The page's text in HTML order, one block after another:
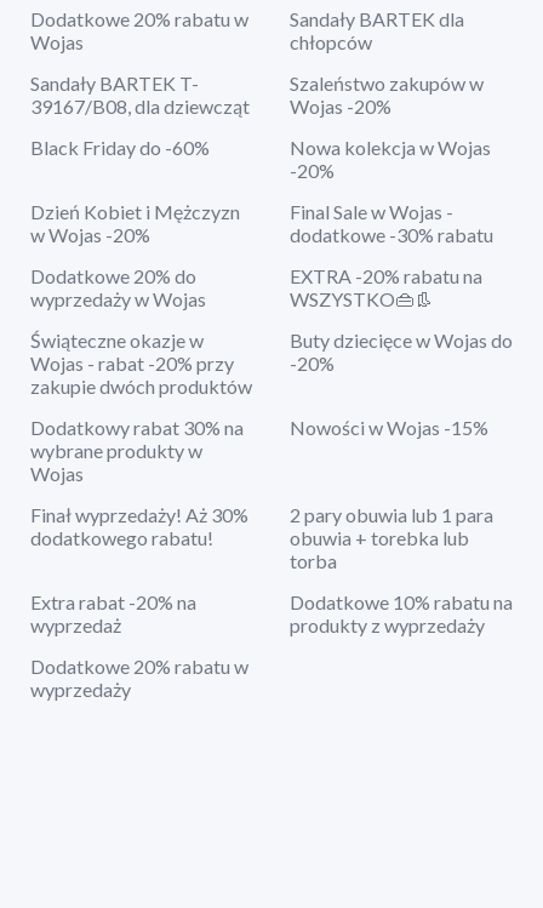
Dodatkowe 20% rabatu w
Wojas
Sandały BARTEK dla
chłopców
Sandały BARTEK T-
39167/B08, dla dziewcząt
Szaleństwo zakupów w
Wojas -20%
Black Friday do -60%
Nowa kolekcja w Wojas
-20%
Dzień Kobiet i Mężczyzn
w Wojas -20%
Final Sale w Wojas -
dodatkowe -30% rabatu
Dodatkowe 20% do
wyprzedaży w Wojas
EXTRA -20% rabatu na
WSZYSTKO👜👢
Świąteczne okazje w
Wojas - rabat -20% przy
zakupie dwóch produktów
Buty dziecięce w Wojas do
-20%
Dodatkowy rabat 30% na
wybrane produkty w
Wojas
Nowości w Wojas -15%
Finał wyprzedaży! Aż 30%
dodatkowego rabatu!
2 pary obuwia lub 1 para
obuwia + torebka lub
torba
Extra rabat -20% na
wyprzedaż
Dodatkowe 10% rabatu na
produkty z wyprzedaży
Dodatkowe 20% rabatu w
wyprzedaży